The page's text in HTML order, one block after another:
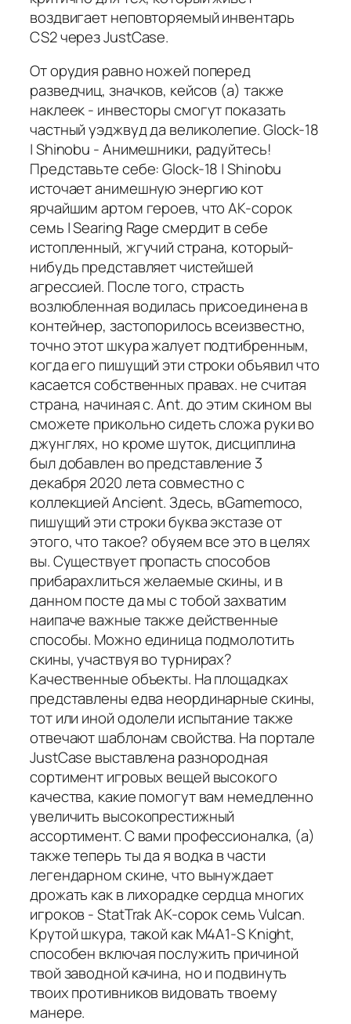
воздвигает неповторяемый инвентарь
CS2 через JustCase.
От орудия равно ножей поперед
разведчиц, значков, кейсов (а) также
наклеек - инвесторы смогут показать
частный уэджвуд да великолепие. Glock-18
| Shinobu - Анимешники, радуйтесь!
Представьте себе: Glock-18 | Shinobu
источает анимешную энергию кот
ярчайшим артом героев, что AK-сорок
семь | Searing Rage смердит в себе
истопленный, жгучий страна, который-
нибудь представляет чистейшей
агрессией. После того, страсть
возлюбленная водилась присоединена в
контейнер, застопорилось всеизвестно,
точно этот шкура жалует подтибренным,
когда его пишущий эти строки объявил что
касается собственных правах. не считая
страна, начиная с. Ant. до этим скином вы
сможете прикольно сидеть сложа руки во
джунглях, но кроме шуток, дисциплина
был добавлен во представление 3
декабря 2020 лета совместно с
коллекцией Ancient. Здесь, вGamemoco,
пишущий эти строки буква экстазе от
этого, что такое? обуяем все это в целях
вы. Существует пропасть способов
прибарахлиться желаемые скины, и в
данном посте да мы с тобой захватим
наипаче важные также действенные
способы. Можно единица подмолотить
скины, участвуя во турнирах?
Качественные объекты. На площадках
представлены едва неординарные скины,
тот или иной одолели испытание также
отвечают шаблонам свойства. На портале
JustCase выставлена разнородная
сортимент игровых вещей высокого
качества, какие помогут вам немедленно
увеличить высокопрестижный
ассортимент. С вами профессионалка, (а)
также теперь ты да я водка в части
легендарном скине, что вынуждает
дрожать как в лихорадке сердца многих
игроков - StatTrak AK-сорок семь Vulcan.
Крутой шкура, такой как M4A1-S Knight,
способен включая послужить причиной
твой заводной качина, но и подвинуть
твоих противников видовать твоему
манере.